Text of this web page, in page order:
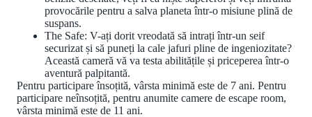
provocările pentru a salva planeta într-o misiune plină de
suspans.
The Safe: V-ați dorit vreodată să intrați într-un seif
securizat și să puneți la cale jafuri pline de ingeniozitate?
Această cameră vă va testa abilitățile și priceperea într-o
aventură palpitantă.
Pentru participare însoțită, vârsta minimă este de 7 ani. Pentru
participare neînsoțită, pentru anumite camere de escape room,
vârsta minimă este de 11 ani.